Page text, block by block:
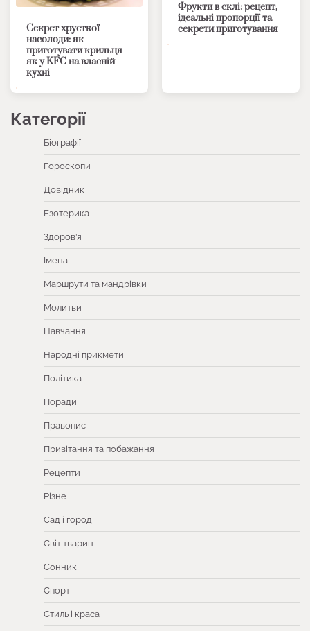
Секрет хрусткої
насолоди: як
приготувати крильця
як у KFC на власній
кухні
Фрукти в склі: рецепт,
ідеальні пропорції та
секрети приготування
Категорії
Біографії
Гороскопи
Довідник
Езотерика
Здоров’я
Імена
Маршрути та мандрівки
Молитви
Навчання
Народні прикмети
Політика
Поради
Правопис
Привітання та побажання
Рецепти
Різне
Сад і город
Світ тварин
Сонник
Спорт
Стиль і краса